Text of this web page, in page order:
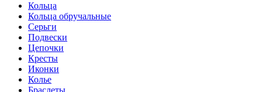
Кольца
Кольца обручальные
Серьги
Подвески
Цепочки
Кресты
Иконки
Колье
Браслеты